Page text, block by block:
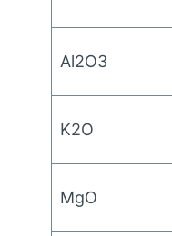
Al2O3
K2O
MgO